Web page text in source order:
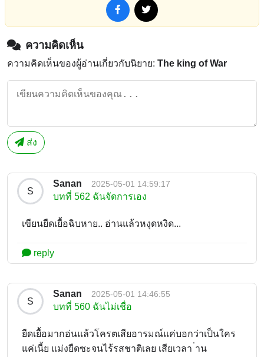
ความคิดเห็น
ความคิดเห็นของผู้อ่านเกี่ยวกับนิยาย: The king of War
ส่ง
S
Sanan 2025-05-01 14:59:17
บทที่ 562 ฉันจัดการเอง
เขียนยืดเยื้อฉิบหาย.. อ่านแล้วหงุดหงิด...
reply
S
Sanan 2025-05-01 14:46:55
บทที่ 560 ฉันไม่เชื่อ
ยืดเยื้อมากอ่นแล้วโครตเสียอารมณ์​แค่บอกว่าเป็นใคร
แค่เนี้ย แม่งยืดซะจนไร้รสชาติเลย เสียเวลา ่าน